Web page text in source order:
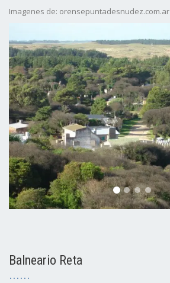
Imagenes de: orensepuntadesnudez.com.ar
Balneario Reta